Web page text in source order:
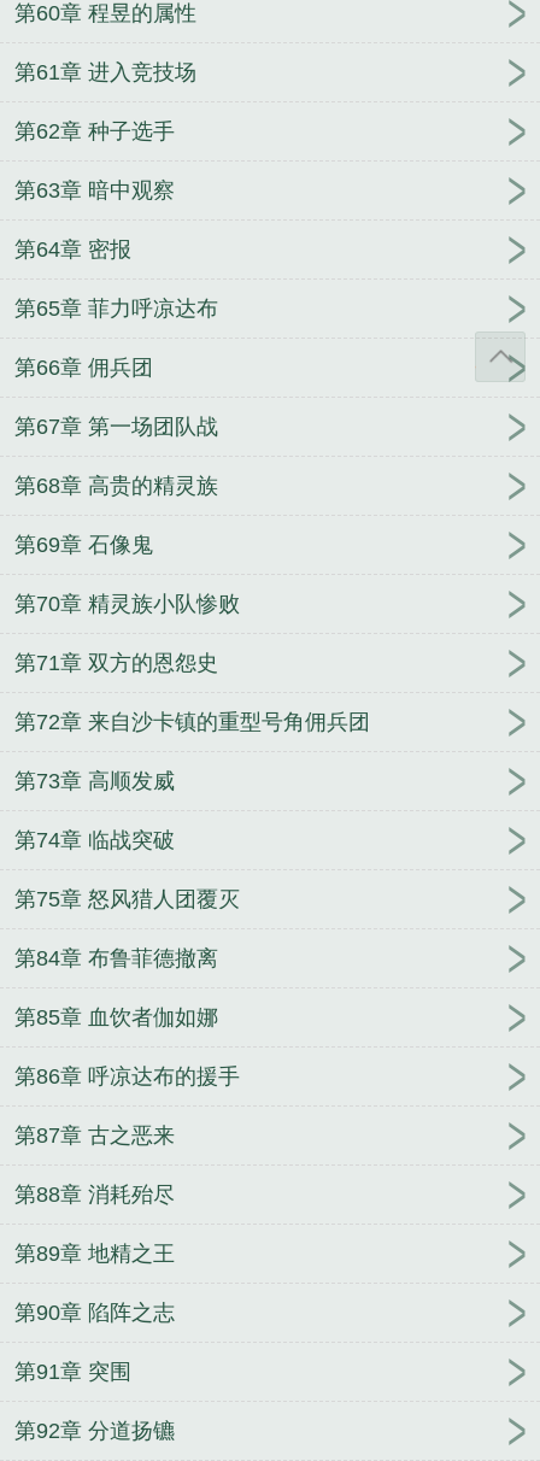
第60章 程昱的属性
第61章 进入竞技场
第62章 种子选手
第63章 暗中观察
第64章 密报
第65章 菲力呼凉达布
第66章 佣兵团
第67章 第一场团队战
第68章 高贵的精灵族
第69章 石像鬼
第70章 精灵族小队惨败
第71章 双方的恩怨史
第72章 来自沙卡镇的重型号角佣兵团
第73章 高顺发威
第74章 临战突破
第75章 怒风猎人团覆灭
第84章 布鲁菲德撤离
第85章 血饮者伽如娜
第86章 呼凉达布的援手
第87章 古之恶来
第88章 消耗殆尽
第89章 地精之王
第90章 陷阵之志
第91章 突围
第92章 分道扬镳